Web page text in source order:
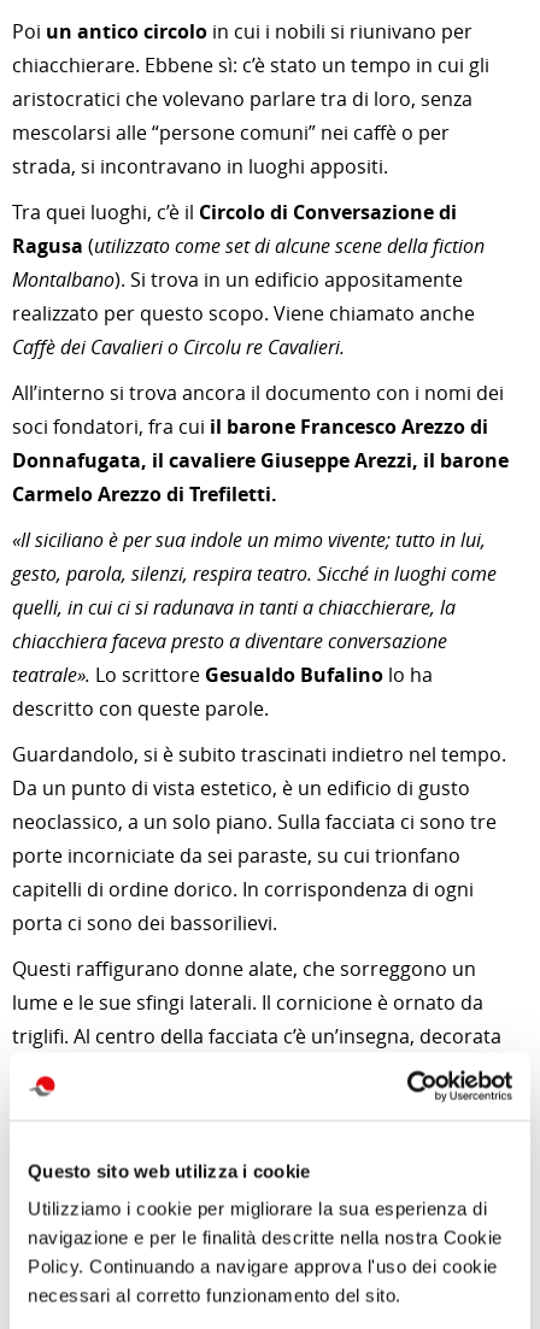
Questo sito web utilizza i cookie
Utilizziamo i cookie per migliorare la sua esperienza di
navigazione e per le finalità descritte nella nostra Cookie
Policy. Continuando a navigare approva l'uso dei cookie
necessari al corretto funzionamento del sito.
Poi un antico circolo in cui i nobili si riunivano per
chiacchierare. Ebbene sì: c’è stato un tempo in cui gli
aristocratici che volevano parlare tra di loro, senza
mescolarsi alle “persone comuni” nei caffè o per
strada, si incontravano in luoghi appositi.
Tra quei luoghi, c’è il Circolo di Conversazione di
Ragusa (utilizzato come set di alcune scene della fiction
Montalbano). Si trova in un edificio appositamente
realizzato per questo scopo. Viene chiamato anche
Caffè dei Cavalieri o Circolu re Cavalieri.
All’interno si trova ancora il documento con i nomi dei
soci fondatori, fra cui il barone Francesco Arezzo di
Donnafugata, il cavaliere Giuseppe Arezzi, il barone
Carmelo Arezzo di Trefiletti.
«Il siciliano è per sua indole un mimo vivente; tutto in lui,
gesto, parola, silenzi, respira teatro. Sicché in luoghi come
quelli, in cui ci si radunava in tanti a chiacchierare, la
chiacchiera faceva presto a diventare conversazione
teatrale». Lo scrittore Gesualdo Bufalino lo ha
descritto con queste parole.
Guardandolo, si è subito trascinati indietro nel tempo.
Da un punto di vista estetico, è un edificio di gusto
neoclassico, a un solo piano. Sulla facciata ci sono tre
porte incorniciate da sei paraste, su cui trionfano
capitelli di ordine dorico. In corrispondenza di ogni
porta ci sono dei bassorilievi.
Questi raffigurano donne alate, che sorreggono un
lume e le sue sfingi laterali. Il cornicione è ornato da
triglifi. Al centro della facciata c’è un’insegna, decorata
con l’aquila ragusana, stemma della città. È affiancata
da due leoni con volti umani e da una ghirlanda.
Per aggiornamenti e news su quest'attività
di Redazione Cralt Magazine
05 Novembre 2022